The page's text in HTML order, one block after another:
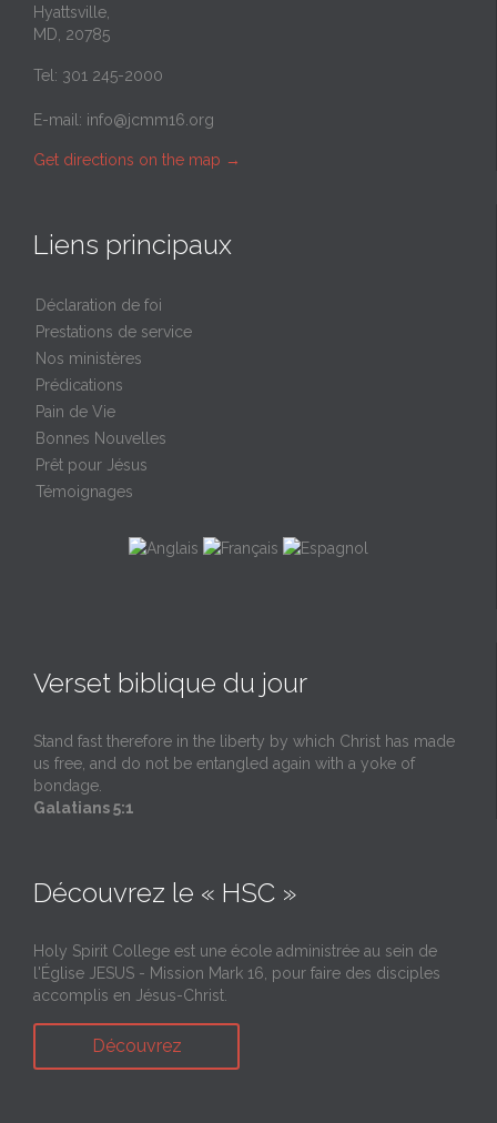
Hyattsville,
MD, 20785
Tel: 301 245-2000
E-mail: info@jcmm16.org
Get directions on the map →
Liens principaux
Déclaration de foi
Prestations de service
Nos ministères
Prédications
Pain de Vie
Bonnes Nouvelles
Prêt pour Jésus
Témoignages
Verset biblique du jour
Stand fast therefore in the liberty by which Christ has made
us free, and do not be entangled again with a yoke of
bondage.
Galatians 5:1
Découvrez le « HSC »
Holy Spirit College est une école administrée au sein de
l'Église JESUS - Mission Mark 16, pour faire des disciples
accomplis en Jésus-Christ.
Découvrez